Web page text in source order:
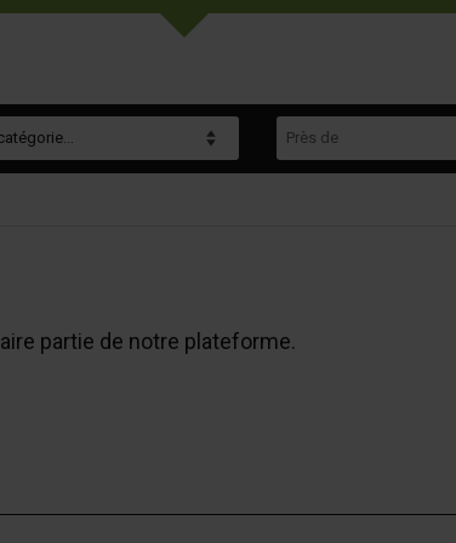
partie de notre plateforme.